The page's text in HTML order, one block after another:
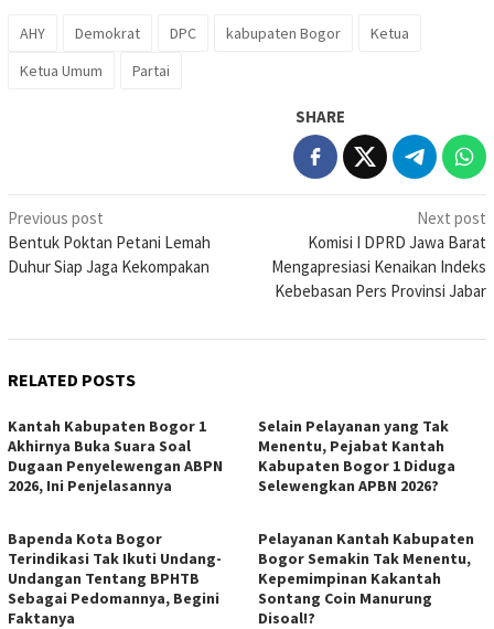
AHY Demokrat DPC kabupaten Bogor
Ketua
Ketua Umum
Partai
SHARE
Post
navigation
Previous post
Bentuk Poktan Petani Lemah
Duhur Siap Jaga Kekompakan
Next post
Komisi I DPRD Jawa Barat
Mengapresiasi Kenaikan Indeks
Kebebasan Pers Provinsi Jabar
RELATED POSTS
Kantah Kabupaten Bogor 1
Akhirnya Buka Suara Soal
Dugaan Penyelewengan ABPN
2026, Ini Penjelasannya
Selain Pelayanan yang Tak
Menentu, Pejabat Kantah
Kabupaten Bogor 1 Diduga
Selewengkan APBN 2026?
Bapenda Kota Bogor
Terindikasi Tak Ikuti Undang-
Undangan Tentang BPHTB
Sebagai Pedomannya, Begini
Faktanya
Pelayanan Kantah Kabupaten
Bogor Semakin Tak Menentu,
Kepemimpinan Kakantah
Sontang Coin Manurung
Disoal!?